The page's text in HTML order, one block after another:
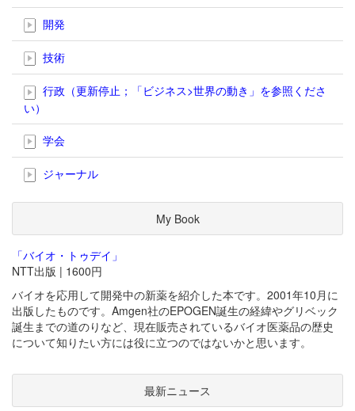
開発
技術
行政（更新停止；「ビジネス>世界の動き」を参照くださ
い）
学会
ジャーナル
My Book
「バイオ・トゥデイ」
NTT出版 | 1600円
バイオを応用して開発中の新薬を紹介した本です。2001年10月に
出版したものです。Amgen社のEPOGEN誕生の経緯やグリベック
誕生までの道のりなど、現在販売されているバイオ医薬品の歴史
について知りたい方には役に立つのではないかと思います。
最新ニュース